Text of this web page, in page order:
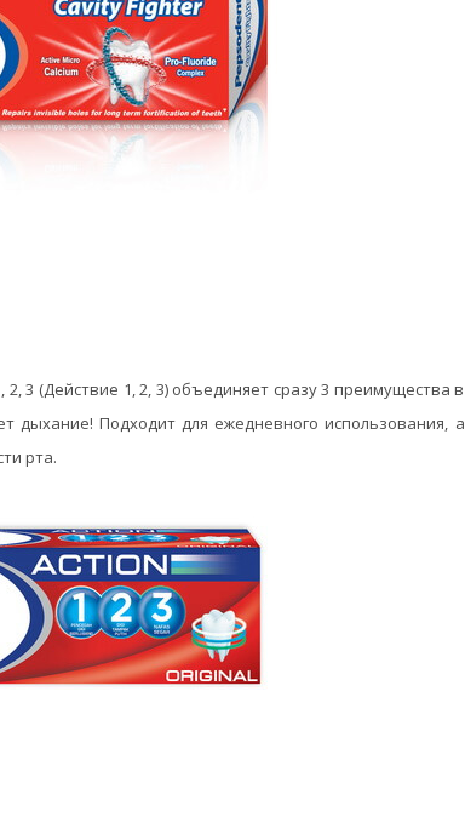
3 (Действие 1, 2, 3) объединяет сразу 3 преимущества в
дыхание! Подходит для ежедневного использования, а
рта.